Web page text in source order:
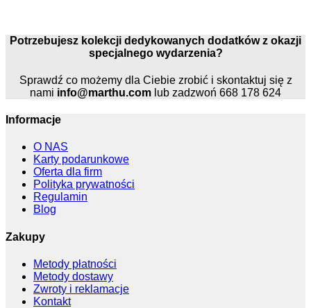
Potrzebujesz kolekcji dedykowanych dodatków z okazji
specjalnego wydarzenia?
Sprawdź co możemy dla Ciebie zrobić i skontaktuj się z
nami info@marthu.com lub zadzwoń 668 178 624
Informacje
O NAS
Karty podarunkowe
Oferta dla firm
Polityka prywatności
Regulamin
Blog
Zakupy
Metody płatności
Metody dostawy
Zwroty i reklamacje
Kontakt